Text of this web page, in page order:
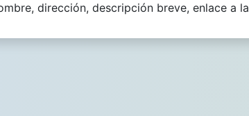
dirección, descripción breve, enlace a